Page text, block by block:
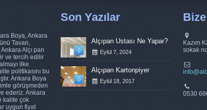
Boya, Ankara
Tavan,
Alçı pan
ve tercih edilir
ilke
politikasını bu
Ankara Boya
görüşmeden
ederiz. Ankara
kalite çok
uygun fiyat
Son Yazılar
0
Alçıpan Ustası Ne Yapar?
Eylül 7, 2024
0
Alçıpan Kartonpiyer
Eylül 18, 2017
Kazım
sokak
0530